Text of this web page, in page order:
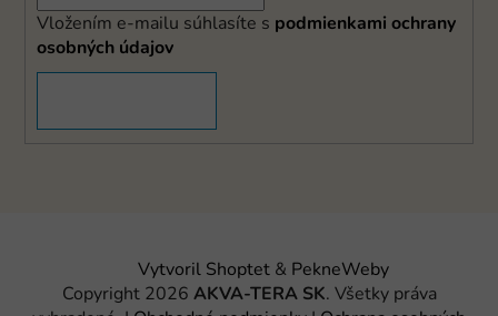
Vložením e-mailu súhlasíte s podmienkami ochrany
osobných údajov
Vytvoril Shoptet& PekneWeby
Copyright 2026 AKVA-TERA SK. Všetky práva